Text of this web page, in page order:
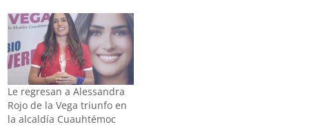
Le regresan a Alessandra
Rojo de la Vega triunfo en
la alcaldía Cuauhtémoc